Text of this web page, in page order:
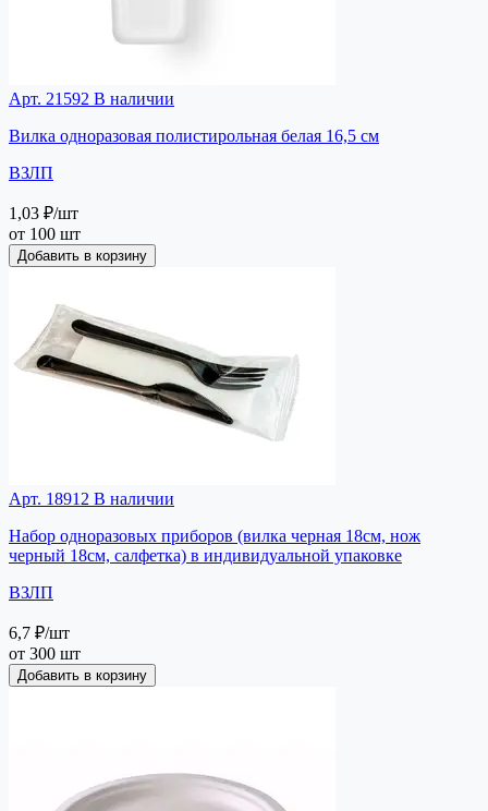
Арт. 21592 В наличии
Вилка одноразовая полистирольная белая 16,5 см
ВЗЛП
1,03 ₽/шт
от 100 шт
Добавить в корзину
Арт. 18912 В наличии
Набор одноразовых приборов (вилка черная 18см, нож
черный 18см, салфетка) в индивидуальной упаковке
ВЗЛП
6,7 ₽/шт
от 300 шт
Добавить в корзину